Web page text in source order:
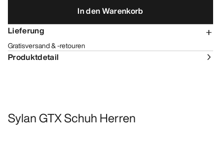
In den Warenkorb
Lieferung
Gratisversand & -retouren
Produktdetail
Sylan GTX Schuh Herren